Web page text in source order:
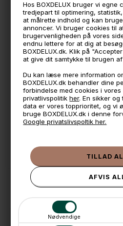
Hos BOXDELUX bruger vi egne
tredjepart til optimering,
at målrette indhold og kan
annoncer. Vi bruger cookies til
brugervenligheden på vores
endnu lettere for at dig at
BOXDELUX.dk. Klik på
at give dit samtykke til brugen
Du kan læse mere information
BOXDELUX.dk behandler dine
forbindelse med cookies i vores
privatlivspolitikher. En sikker
data er vores topprioritet, og vi
bruge BOXDELUX.dk i denne
Google privatslivspoltik her.
Nødvendige
Dette er låget str. xsmall. Kassen
*Fremstillet af rå bambustræ
🕚 Bestil inden 11 & vi sender
🌟 4,9 med over 1200
📦 Fragtfri v. køb over 999,- ellers
💳 Betal med
Kundeservicemail@boxdelux.dk
ANDRE